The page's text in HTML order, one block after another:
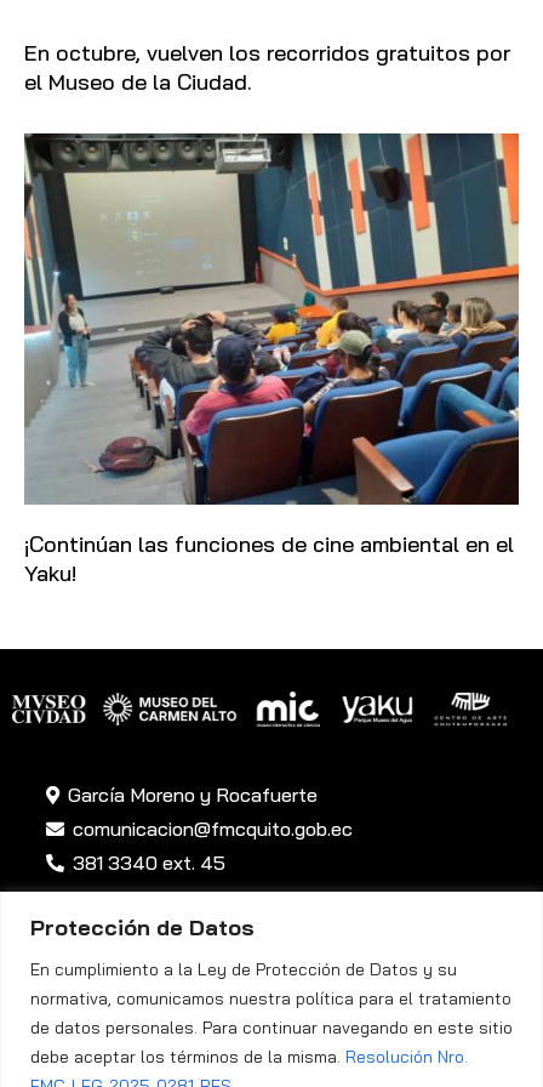
Protección de Datos
En cumplimiento a la Ley de Protección de Datos y su
normativa, comunicamos nuestra política para el tratamiento
de datos personales. Para continuar navegando en este sitio
debe aceptar los términos de la misma. Resolución Nro.
En octubre, vuelven los recorridos gratuitos por
el Museo de la Ciudad.
¡Continúan las funciones de cine ambiental en el
Yaku!
García Moreno y Rocafuerte
comunicacion@fmcquito.gob.ec
381 3340 ext. 45
Política de Privacidad